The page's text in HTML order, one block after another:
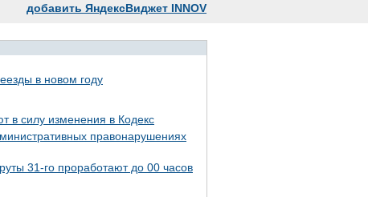
добавить ЯндексВиджет INNOV
в новом году
в силу изменения в Кодекс
правонарушениях
31-го проработают до 00 часов